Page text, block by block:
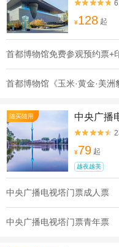


¥128 起
首都博物馆免费参观预约票+
随买随用 中央广播


¥79 起
越夜越美
中央广播电视塔门票成人票
中央广播电视塔门票青年票